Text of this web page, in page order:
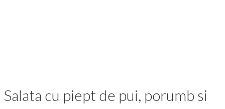
Salata cu piept de pui, porumb si